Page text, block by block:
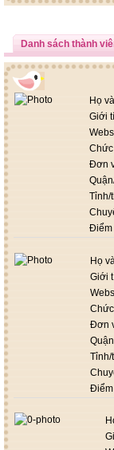
Danh sách thành
Họ
Giới
Đơn
Tỉnh/
Điểm
Họ
Giới
Đơn
Tỉnh/